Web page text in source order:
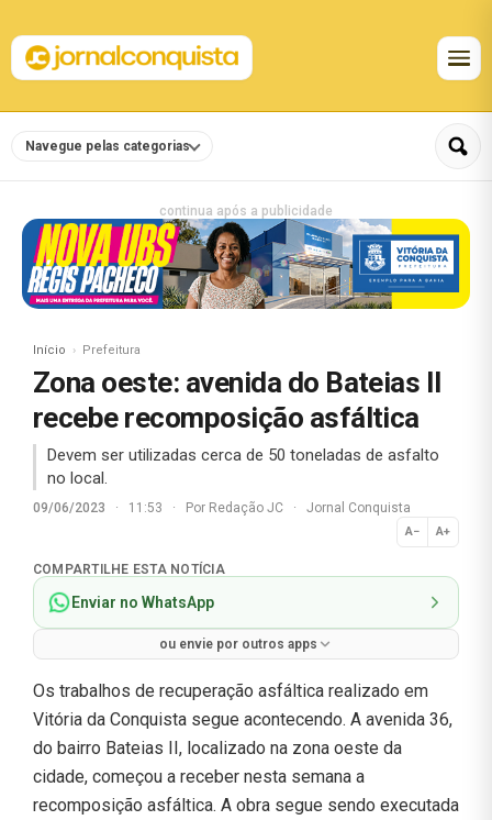
Navegue pelas categorias
continua após a publicidade
Início Prefeitura
Zona oeste: avenida do Bateias II
recebe recomposição asfáltica
Devem ser utilizadas cerca de 50 toneladas de asfalto
no local.
09/06/2023 · 11:53 · Por Redação JC · Jornal Conquista
A− A+
Normal
COMPARTILHE ESTA NOTÍCIA
Enviar no WhatsApp
ou envie por outros apps
Os trabalhos de recuperação asfáltica realizado em
Vitória da Conquista segue acontecendo. A avenida 36,
do bairro Bateias II, localizado na zona oeste da
cidade, começou a receber nesta semana a
recomposição asfáltica. A obra segue sendo executada